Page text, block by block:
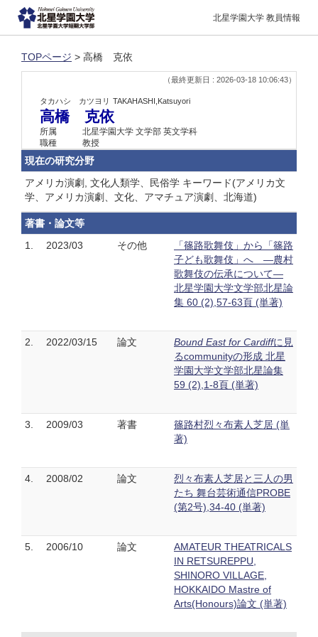
北星学園大学 教員情報
TOPページ > 高橋 克依
（最終更新日 : 2026-03-18 10:06:43）
タカハシ カツヨリ TAKAHASHI,Katsuyori
高橋 克依
所属
北星学園大学 文学部 英文学科
職種
教授
現在の研究分野
アメリカ演劇, 文化人類学、民俗学 キーワード(アメリカ文
学、アメリカ演劇、文化、アマチュア演劇、北海道)
著書・論文等
1.
2023/03 その他
「篠路歌舞伎」から「篠路
子ども歌舞伎」へ ―農村
歌舞伎の伝承について―
北星学園大学文学部北星論
集 60 (2),57-63頁 (単著)
2. 2022/03/15 論文 Bound East for Cardiffに見
るcommunityの形成 北星
学園大学文学部北星論集
59 (2),1-8頁 (単著)
3. 2009/03 著書
篠路村烈々布素人芝居 (単
著)
4. 2008/02 論文
烈々布素人芝居と三人の男
たち 舞台芸術通信PROBE
(第2号),34-40 (単著)
5. 2006/10 論文
AMATEUR THEATRICALS
IN RETSUREPPU,
SHINORO VILLAGE,
HOKKAIDO Mastre of
Arts(Honours)論文 (単著)